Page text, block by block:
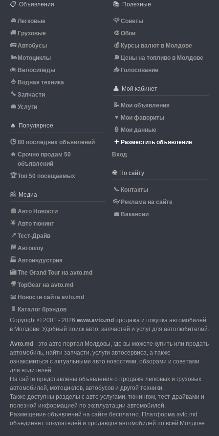
📋 Объявления
🚘 Легковые
🚚 Грузовые
🚌 Автобусы
🏍 Мотоциклы
🚲 Велосипеды
⛵ Водная техника
🔧 Запчасти
💼 Услуги
🔥 Популярное
🕒 80 последних объявлений
🔥 Срочно продам 50
объявлений
🏆Топ 50 посещаемых
📰 Медиа
📰 Авто Новости
🌟 Авто тюнинг
📍 Тест-Драйв
🏁 Автошоу
🏭 Автоиндустрия
🎦 The Grand Tour на avto.md
🎥 TopGear на avto.md
📧 Новости сайта avto.md
📄 Каталог брэндов
📚 Полезные
💡 Советы
🎨 Обои
💰 Курсы валют в Молдове
⛽ Цены на топливо в Молдове
📥 Голосование
👤 Мой кабинет
📝 Мои объявления
♥ Мои фавориты
👮 Мои данные
➕ Разместить объявление
Вход
🌐 По сайту
📞 Контакты
👓 Реклама на сайте
💼 Вакансии
Copyright © 2001 - 2026 www.avto.md продажа и покупка автомобилей
в Молдове. Удобный поиск авто, запчастей и услуг для автолюбителей.
Avto.md - это авто портал Молдовы, где вы можете купить или продать
автомобиль, найти запчасти, услуги автосервиса, а также
ознакомиться с актуальными авто новостями, обзорами и советами
для водителей.
На сайте представлены объявления о продаже легковых и грузовых
автомобилей, мотоциклов, автобусов и другой техники.
Также доступны разделы с авто услугами, тюнингом, тест-драйвами и
полезной информацией по эксплуатации автомобилей.
Размещение объявлений на сайте бесплатно. Платформа avto.md
объединяет покупателей и продавцов автомобилей по всей Молдове.